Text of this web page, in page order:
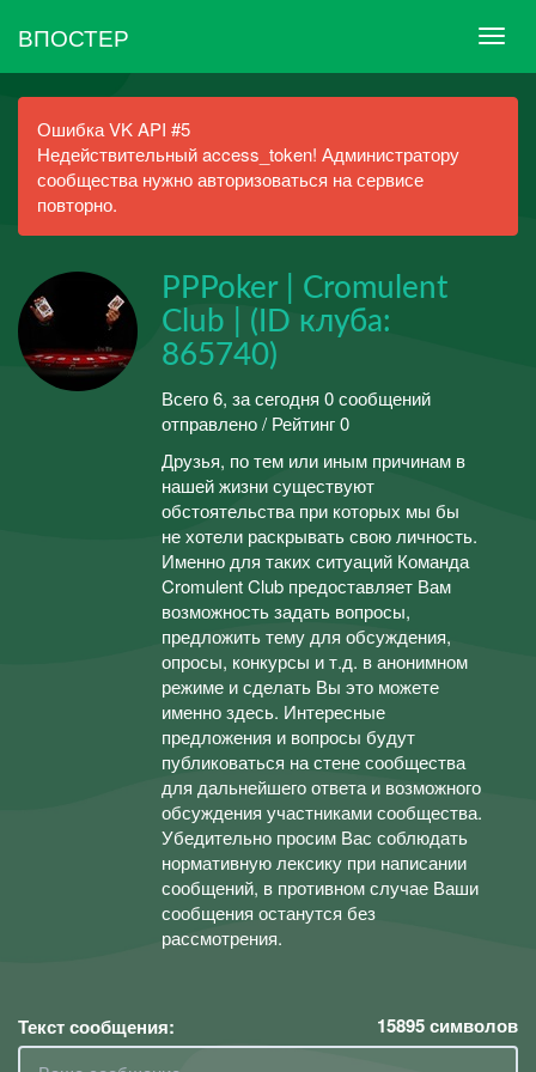
ВПОСТЕР
Ошибка VK API #5
Недействительный access_token! Администратору
сообщества нужно авторизоваться на сервисе
повторно.
PPPoker | Cromulent
Club | (ID клуба:
865740)
Всего 6, за сегодня 0 сообщений
отправлено / Рейтинг 0
Друзья, по тем или иным причинам в
нашей жизни существуют
обстоятельства при которых мы бы
не хотели раскрывать свою личность.
Именно для таких ситуаций Команда
Cromulent Club предоставляет Вам
возможность задать вопросы,
предложить тему для обсуждения,
опросы, конкурсы и т.д. в анонимном
режиме и сделать Вы это можете
именно здесь. Интересные
предложения и вопросы будут
публиковаться на стене сообщества
для дальнейшего ответа и возможного
обсуждения участниками сообщества.
Убедительно просим Вас соблюдать
нормативную лексику при написании
сообщений, в противном случае Ваши
сообщения останутся без
рассмотрения.
Текст сообщения: 15895символов